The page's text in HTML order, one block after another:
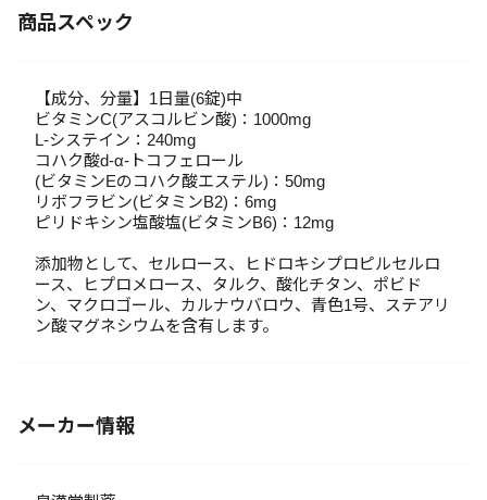
商品スペック
【成分、分量】1日量(6錠)中
ビタミンC(アスコルビン酸)：1000mg
L-システイン：240mg
コハク酸d-α-トコフェロール
(ビタミンEのコハク酸エステル)：50mg
リボフラビン(ビタミンB2)：6mg
ピリドキシン塩酸塩(ビタミンB6)：12mg
添加物として、セルロース、ヒドロキシプロピルセルロ
ース、ヒプロメロース、タルク、酸化チタン、ポビド
ン、マクロゴール、カルナウバロウ、青色1号、ステアリ
ン酸マグネシウムを含有します。
メーカー情報